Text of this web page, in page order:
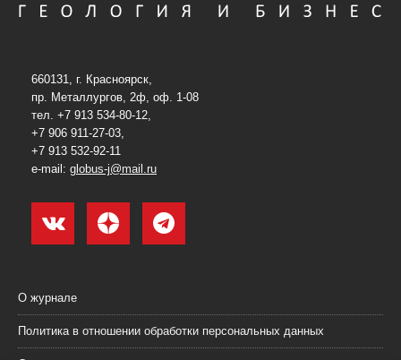
660131, г. Красноярск,
пр. Металлургов, 2ф, оф. 1-08
тел. +7 913 534-80-12,
+7 906 911-27-03,
+7 913 532-92-11
e-mail: globus-j@mail.ru
О журнале
Политика в отношении обработки персональных данных